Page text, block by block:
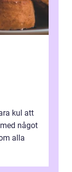
kul att
något
alla